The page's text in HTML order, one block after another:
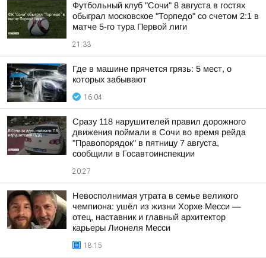
Футбольный клуб "Сочи" 8 августа в гостях
обыграл московское "Торпедо" со счетом 2:1 в
матче 5-го тура Первой лиги
21:33
Где в машине прячется грязь: 5 мест, о
которых забывают
16:04
Сразу 118 нарушителей правил дорожного
движения поймали в Сочи во время рейда
"Правопорядок" в пятницу 7 августа,
сообщили в Госавтоинспекции
20:27
Невосполнимая утрата в семье великого
чемпиона: ушёл из жизни Хорхе Месси —
отец, наставник и главный архитектор
карьеры Лионеля Месси
18:15